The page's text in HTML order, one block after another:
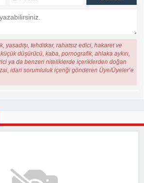
yasadışı, tehditkar, rahatsız edici, hakaret ve
küçük düşürücü, kaba, pornografik, ahlaka aykırı,
ya da benzeri niteliklerde içeriklerden doğan
idari sorumluluk içeriği gönderen Üye/Üyeler’e